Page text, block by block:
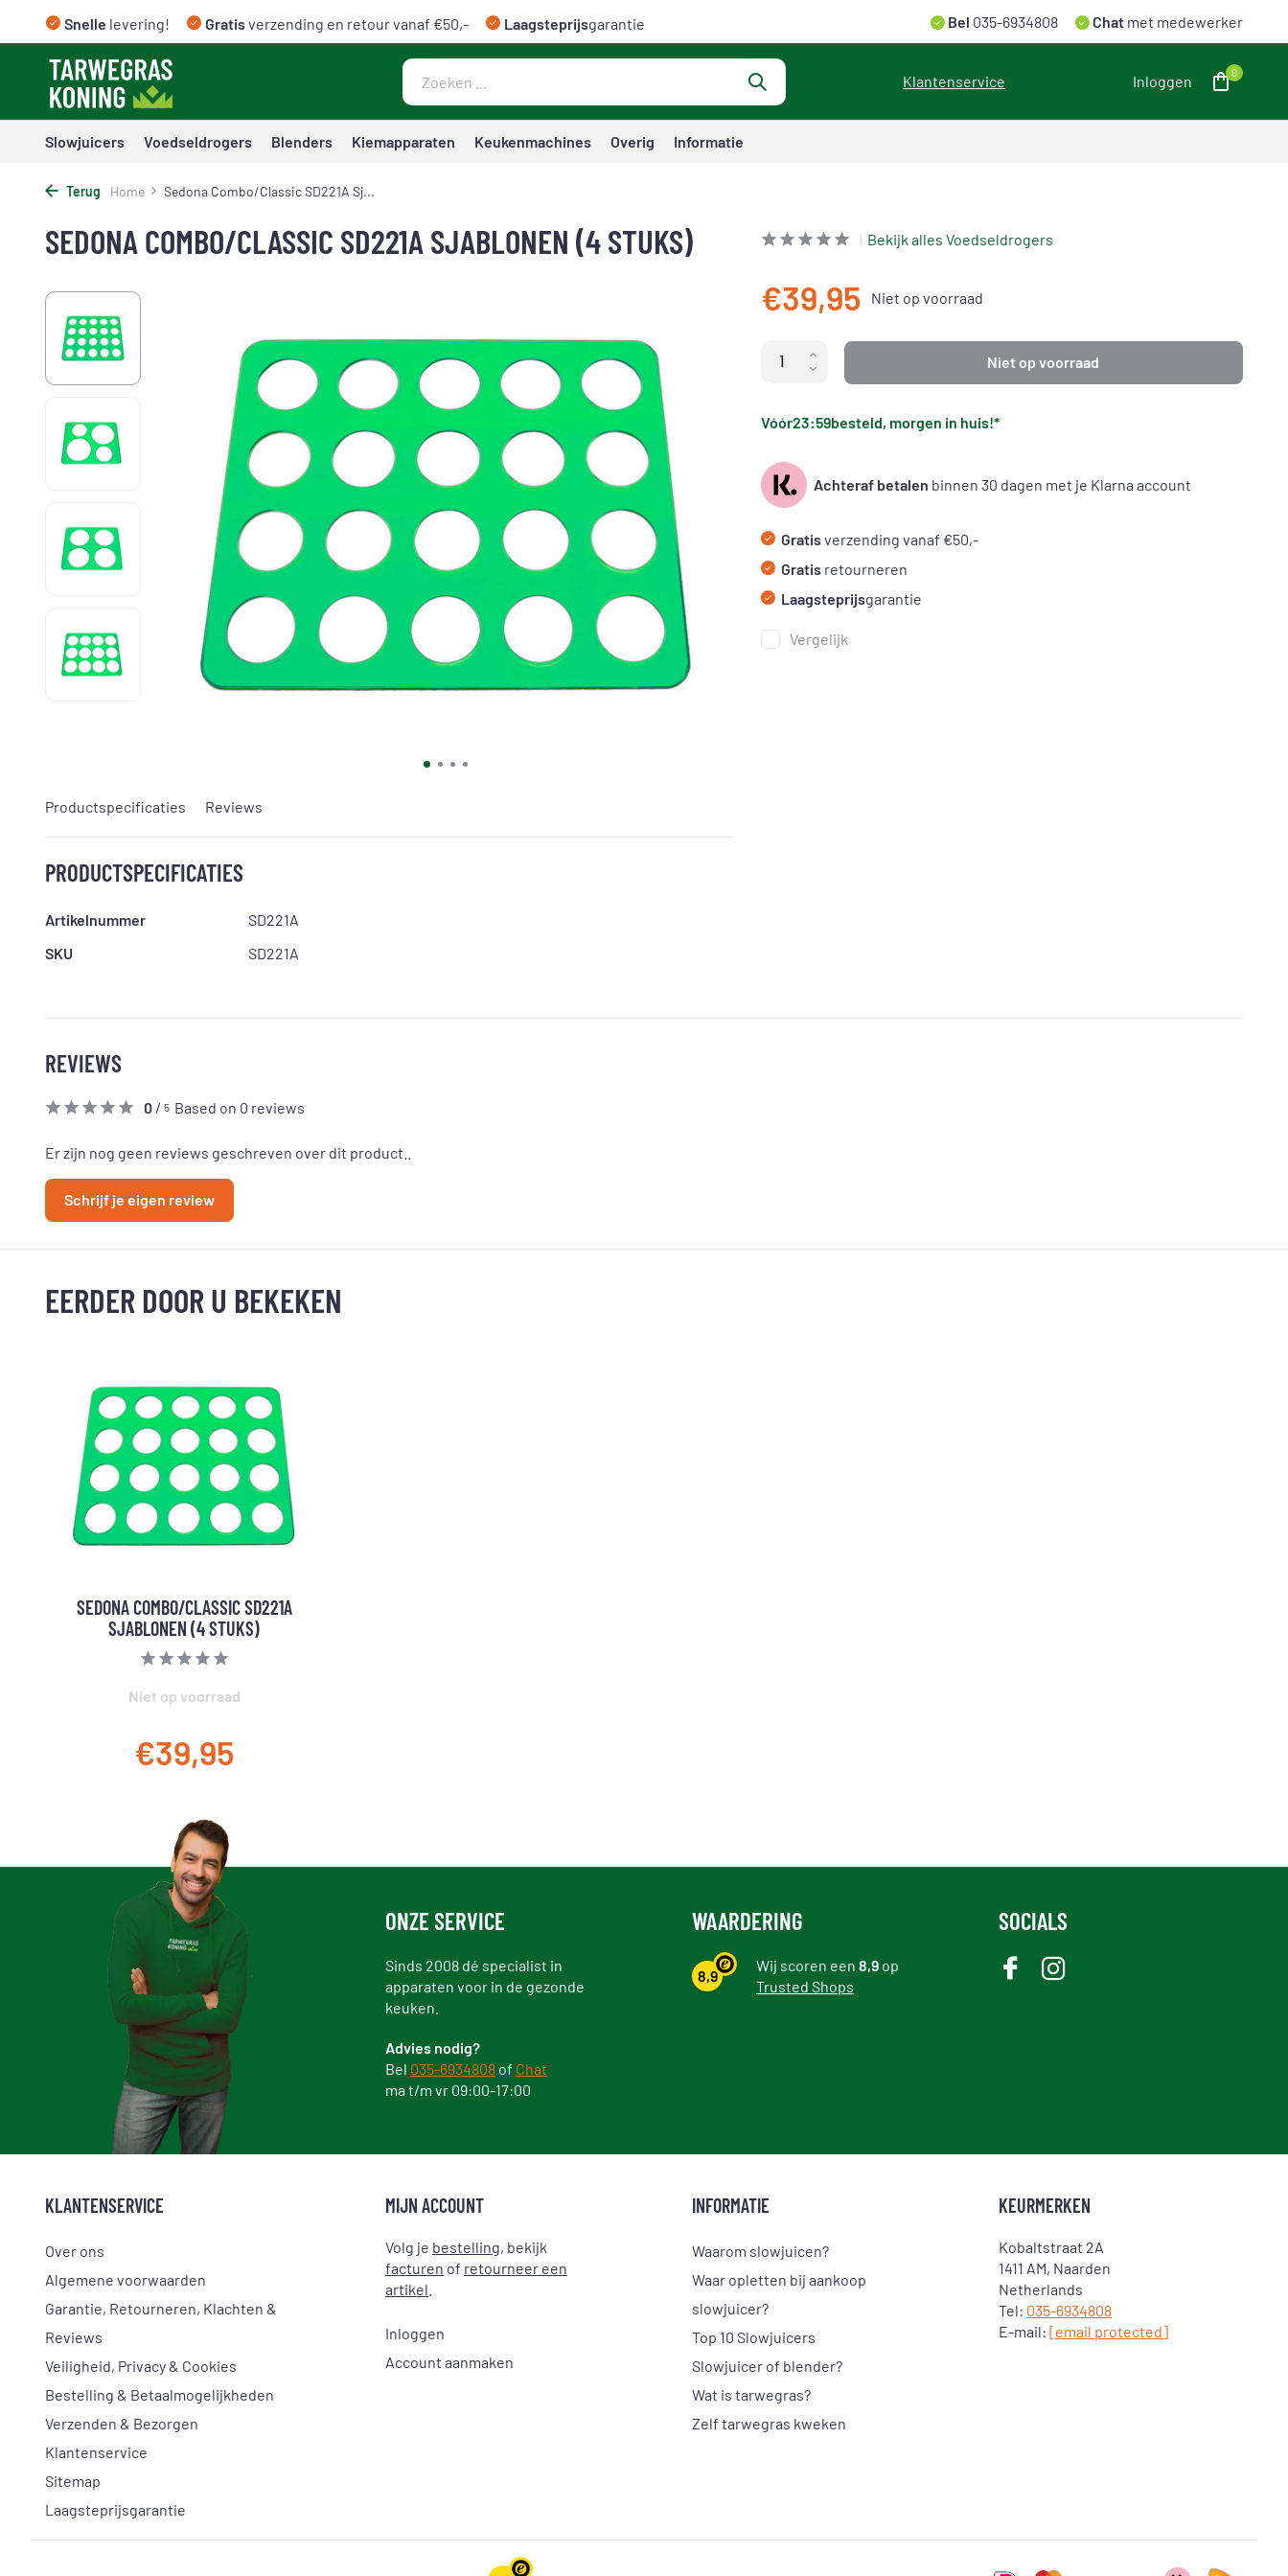
Snelle levering! Gratisverzending en retour vanaf €50,- Laagsteprijsgarantie Bel 035-6934808 Chat met medewerker
Klantenservice Inloggen 0
Slowjuicers Voedseldrogers Blenders Kiemapparaten Keukenmachines Overig Informatie
Terug Home Sedona Combo/Classic SD221A Sj...
SEDONA COMBO/CLASSIC SD221A SJABLONEN (4 STUKS)
Productspecificaties Reviews
PRODUCTSPECIFICATIES
Artikelnummer
SD221A
SKU
SD221A
Bekijk alles Voedseldrogers
€39,95 Niet op voorraad
Niet op voorraad
Vóór23:59besteld, morgen in huis!*
Achteraf betalen binnen 30 dagen met je Klarna account
Gratisverzending vanaf €50,-
Gratisretourneren
Laagsteprijsgarantie
Vergelijk
REVIEWS
0 / 5 Based on 0 reviews
Er zijn nog geen reviews geschreven over dit product..
Schrijf je eigen review
EERDER DOOR U BEKEKEN
SEDONA COMBO/CLASSIC SD221A
SJABLONEN (4 STUKS)
Niet op voorraad
€39,95
ONZE SERVICE
Sinds 2008 dé specialist in
apparaten voor in de gezonde
keuken.
Advies nodig?
Bel 035-6934808 of Chat
ma t/m vr 09:00-17:00
WAARDERING
8,9
Wij scoren een 8,9 op
Trusted Shops
SOCIALS
KLANTENSERVICE
Over ons
Algemene voorwaarden
Garantie, Retourneren, Klachten &
Reviews
Veiligheid, Privacy & Cookies
Bestelling & Betaalmogelijkheden
Verzenden & Bezorgen
Klantenservice
Sitemap
Laagsteprijsgarantie
MIJN ACCOUNT
Volg je bestelling, bekijk
facturen of retourneer een
artikel
Inloggen
Account aanmaken
INFORMATIE
Waarom slowjuicen?
Waar opletten bij aankoop
slowjuicer?
Top 10 Slowjuicers
Slowjuicer of blender?
Wat is tarwegras?
Zelf tarwegras kweken
KEURMERKEN
Kobaltstraat 2A
1411 AM, Naarden
Netherlands
Tel: 035-6934808
E-mail: [email protected]